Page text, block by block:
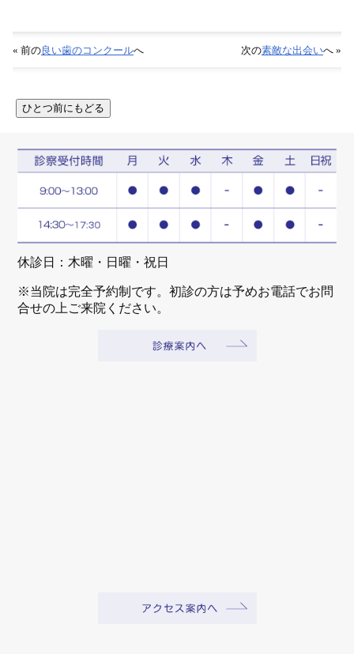
« 前の良い歯のコンクールへ 次の素敵な出会いへ »
休診日：木曜・日曜・祝日
※当院は完全予約制です。初診の方は予めお電話でお問
合せの上ご来院ください。